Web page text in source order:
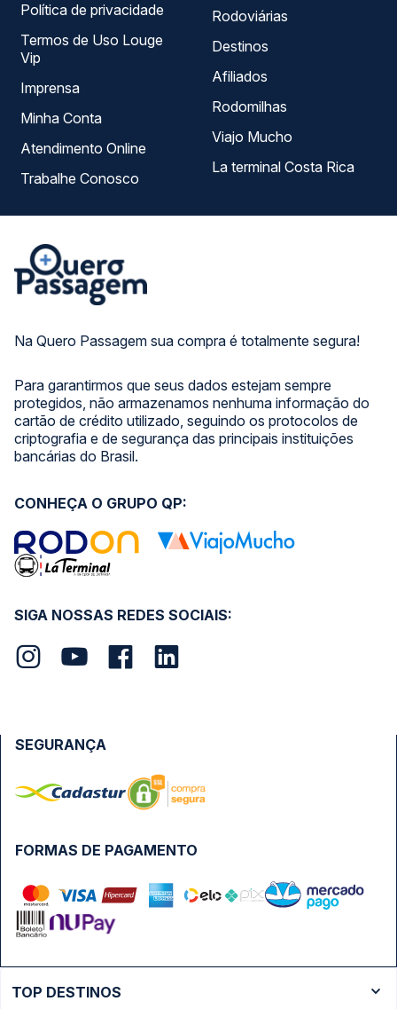
Na Quero Passagem sua compra é totalmente segura!
Para garantirmos que seus dados estejam sempre
protegidos, não armazenamos nenhuma informação do
cartão de crédito utilizado, seguindo os protocolos de
criptografia e de segurança das principais instituições
bancárias do Brasil.
Política de privacidade
Termos de Uso Louge
Vip
Imprensa
Minha Conta
Atendimento Online
Trabalhe Conosco
Rodoviárias
Destinos
Afiliados
Rodomilhas
Viajo Mucho
La terminal Costa Rica
SIGA NOSSAS REDES SOCIAIS:
CONHEÇA O GRUPO QP:
FORMAS DE PAGAMENTO
SEGURANÇA
TOP DESTINOS